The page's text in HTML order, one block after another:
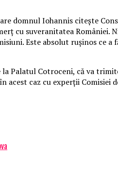
domnul Iohannis citeşte
cu suveranitatea României.
Este absolut ruşinos ce
Palatul Cotroceni, că va
caz cu experţii Comisiei